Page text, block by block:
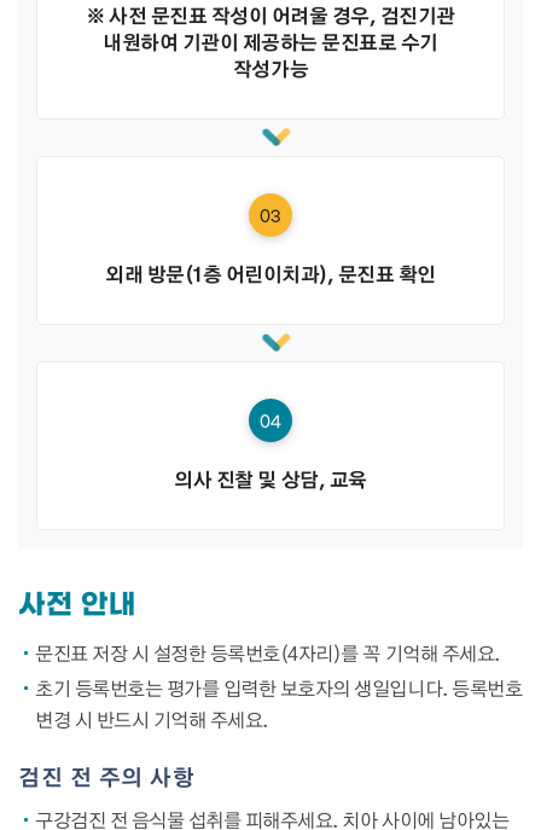
※ 사전 문진표 작성이 어려울 경우, 검진기관
내원하여 기관이 제공하는 문진표로 수기
작성가능
03
외래 방문(1층 어린이치과), 문진표 확인
04
의사 진찰 및 상담, 교육
사전 안내
문진표 저장 시 설정한 등록번호(4자리)를 꼭 기억해 주세요.
초기 등록번호는 평가를 입력한 보호자의 생일입니다. 등록번호
변경 시 반드시 기억해 주세요.
검진 전 주의 사항
구강검진 전 음식물 섭취를 피해주세요. 치아 사이에 남아있는